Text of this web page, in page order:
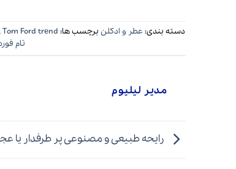
دسته بندی:عطر و ادکلن برچسب ها: Tom Ford trend
تام
مدیر لیلیوم
رایحه طبیعی و مصنوعی پر طرفدار یا